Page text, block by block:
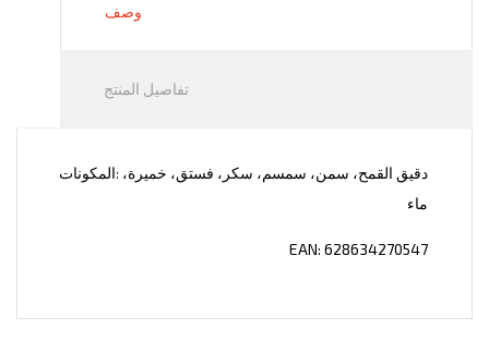
وصف
تفاصيل المنتج
المكونات: دقيق القمح، سمن، سمسم، سكر، فستق، خميرة،
ماء
EAN: 628634270547